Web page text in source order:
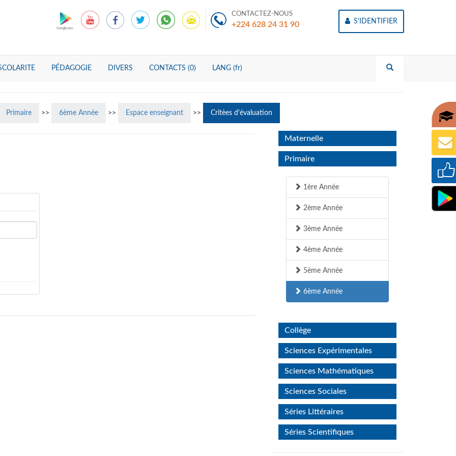
CONTACTEZ-NOUS
+224 628 24 31 90 S'IDENTIFIER
PÉDAGOGIE DIVERS CONTACTS (0) LANG (fr)
Primaire >> 6ème Année >> Espace enseignant >> Critèes d'évaluation
Maternelle
Primaire
1ère Année
2ème Année
3ème Année
4ème Année
5ème Année
6ème Année
Collège
Sciences Expérimentales
Sciences Mathématiques
Sciences Sociales
Séries Littéraires
Séries Scientifiques